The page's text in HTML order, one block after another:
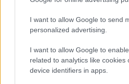
I want to allow Google to send
personalized advertising.
I want to allow Google to
related to analytics like cookies
device identifiers in apps.
#PUBBLICA
#REGNO UNITO
#SEDWILL